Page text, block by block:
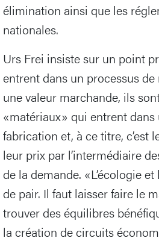
élimination ainsi que les
nationales.
Urs Frei insiste sur un point
entrent dans un processus
une valeur marchande, ils
«matériaux» qui entrent dans
fabrication et, à ce titre, c’est
leur prix par l’intermédiaire
de la demande. «L’écologie
de pair. Il faut laisser faire le
trouver des équilibres
la création de circuits